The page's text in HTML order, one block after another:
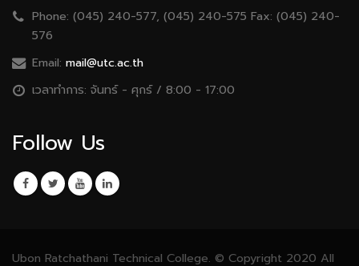
Phone: (045) 240-577, (045) 240-575 Fax: (045) 240-
576
Email: mail@utc.ac.th
เวลาทำการ: จันทร์ - ศุกร์ / 8:00 - 17:00
Follow Us
Ubon Ratchathani Technical College. © Copyright 2020 All